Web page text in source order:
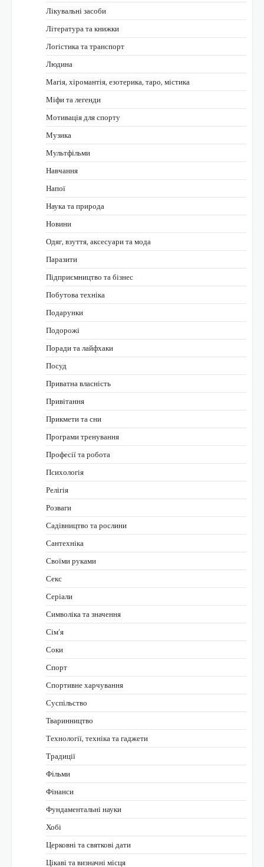
Лікувальні засоби
Література та книжки
Логістика та транспорт
Людина
Магія, хіромантія, езотерика, таро, містика
Міфи та легенди
Мотивація для спорту
Музика
Мультфільми
Навчання
Напої
Наука та природа
Новини
Одяг, взуття, аксесуари та мода
Паразити
Підприємництво та бізнес
Побутова техніка
Подарунки
Подорожі
Поради та лайфхаки
Посуд
Приватна власність
Привітання
Прикмети та сни
Програми тренування
Професії та робота
Психологія
Релігія
Розваги
Садівництво та рослини
Сантехніка
Своїми руками
Секс
Серіали
Символіка та значення
Сім’я
Соки
Спорт
Спортивне харчування
Суспільство
Тваринництво
Технології, техніка та гаджети
Традиції
Фільми
Фінанси
Фундаментальні науки
Хобі
Церковні та святкові дати
Цікаві та визначні місця